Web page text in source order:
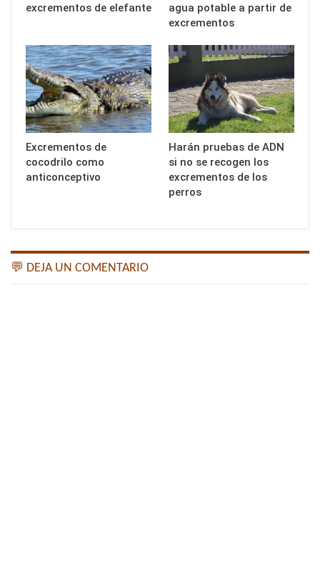
excrementos de elefante
agua potable a partir de
excrementos
Excrementos de
cocodrilo como
anticonceptivo
Harán pruebas de ADN
si no se recogen los
excrementos de los
perros
💬 DEJA UN COMENTARIO